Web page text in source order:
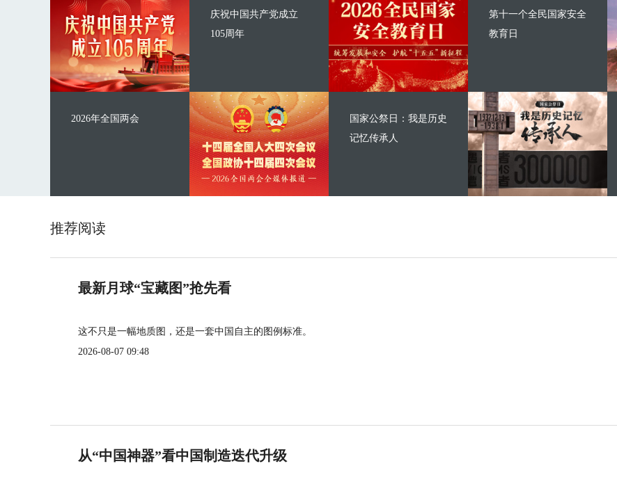
庆祝中国共产党成立
105周年
2026年全国两会
第十一个全民国家安全
教育日
国家公祭日：我是历史
记忆传承人
推荐阅读
最新月球“宝藏图”抢先看
这不只是一幅地质图，还是一套中国自主的图例标准。
2026-08-07 09:48
从“中国神器”看中国制造迭代升级